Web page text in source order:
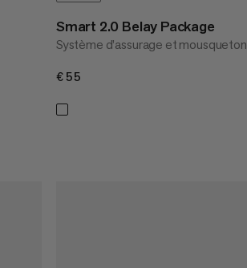
Smart 2.0 Belay Package
Système d’assurage et mousqueton
€55